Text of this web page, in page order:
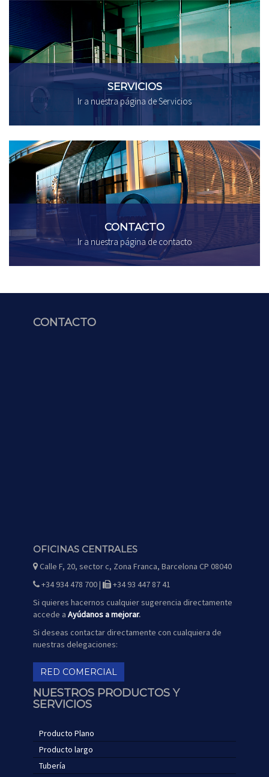
SERVICIOS
Ir a nuestra página de Servicios
CONTACTO
Ir a nuestra página de contacto
CONTACTO
OFICINAS CENTRALES
icono
mapa
Calle F, 20, sector c, Zona Franca, Barcelona CP 08040
icono
teléfono
+34 934 478 700 |
icono
fax
+34 93 447 87 41
Si quieres hacernos cualquier sugerencia directamente
accede a Ayúdanos a mejorar.
Si deseas contactar directamente con cualquiera de
nuestras delegaciones:
RED COMERCIAL
NUESTROS PRODUCTOS Y
SERVICIOS
Producto Plano
Producto largo
Tubería